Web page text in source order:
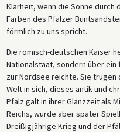
Klarheit, wenn die Sonne durch
Farben des Pfälzer
förmlich zu uns spricht.
Die römisch-deutschen Kaiser
Nationalstaat, sondern über ein
zur Nordsee reichte. Sie
Welt in sich, dieses antik und
Pfalz galt in ihrer Glanzzeit als
Reichs, wurde aber später
Dreißigjährige Krieg und der